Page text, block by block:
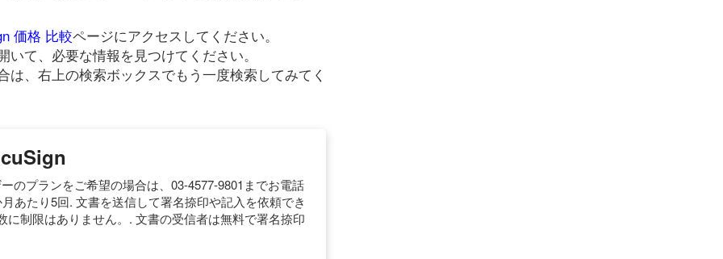
価格 比較ページにアクセスしてください。
て、必要な情報を見つけてください。
は、右上の検索ボックスでもう一度検索してみてく
のプランをご希望の場合は、03-4577-9801までお電話
あたり5回. 文書を送信して署名捺印や記入を依頼でき
制限はありません。. 文書の受信者は無料で署名捺印